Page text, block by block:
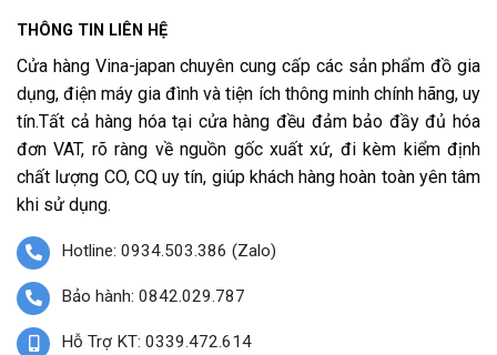
THÔNG TIN LIÊN HỆ
Cửa hàng Vina-japan chuyên cung cấp các sản phẩm đồ gia
dụng, điện máy gia đình và tiện ích thông minh chính hãng, uy
tín.Tất cả hàng hóa tại cửa hàng đều đảm bảo đầy đủ hóa
đơn VAT, rõ ràng về nguồn gốc xuất xứ, đi kèm kiểm định
chất lượng CO, CQ uy tín, giúp khách hàng hoàn toàn yên tâm
khi sử dụng.
Hotline: 0934.503.386 (Zalo)
Bảo hành: 0842.029.787
Hỗ Trợ KT: 0339.472.614